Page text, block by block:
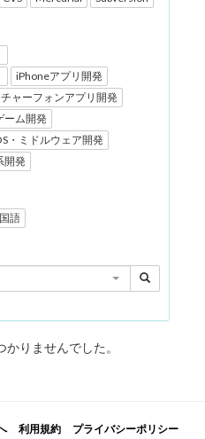
iPhoneアプリ開発
ャーフォンアプリ開発
ーム開発
・ミドルウェア開発
開発
語
りませんでした。
利用規約 プライバシーポリシー